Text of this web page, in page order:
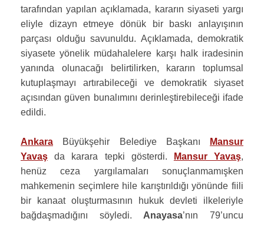
tarafından yapılan açıklamada, kararın siyaseti yargı
eliyle dizayn etmeye dönük bir baskı anlayışının
parçası olduğu savunuldu. Açıklamada, demokratik
siyasete yönelik müdahalelere karşı halk iradesinin
yanında olunacağı belirtilirken, kararın toplumsal
kutuplaşmayı artırabileceği ve demokratik siyaset
açısından güven bunalımını derinleştirebileceği ifade
edildi.
Ankara Büyükşehir Belediye Başkanı
Mansur
Yavaş da karara tepki gösterdi. Mansur Yavaş,
henüz ceza yargılamaları sonuçlanmamışken
mahkemenin seçimlere hile karıştırıldığı yönünde fiili
bir kanaat oluşturmasının hukuk devleti ilkeleriyle
bağdaşmadığını söyledi. Anayasa’nın 79’uncu